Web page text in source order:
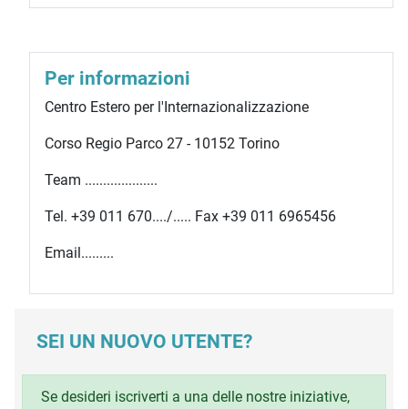
Per informazioni
Centro Estero per l'Internazionalizzazione
Corso Regio Parco 27 - 10152 Torino
Team ....................
Tel. +39 011 670..../..... Fax +39 011 6965456
Email.........
SEI UN NUOVO UTENTE?
Se desideri iscriverti a una delle nostre iniziative,